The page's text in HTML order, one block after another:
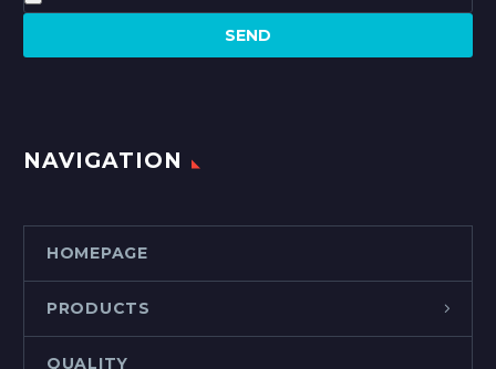
NAVIGATION
HOMEPAGE
PRODUCTS
QUALITY